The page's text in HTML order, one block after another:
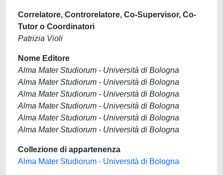
Correlatore, Controrelatore, Co-Supervisor, Co-
Tutor o Coordinatori
Patrizia Violi
Nome Editore
Alma Mater Studiorum - Università di Bologna
Alma Mater Studiorum - Università di Bologna
Alma Mater Studiorum - Università di Bologna
Alma Mater Studiorum - Università di Bologna
Alma Mater Studiorum - Università di Bologna
Alma Mater Studiorum - Università di Bologna
Collezione di appartenenza
Alma Mater Studiorum - Università di Bologna